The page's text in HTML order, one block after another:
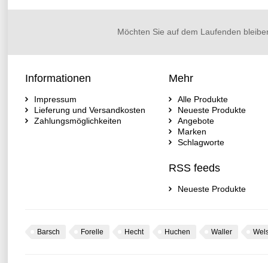
Möchten Sie auf dem Laufenden
Informationen
Impressum
Lieferung und Versandkosten
Zahlungsmöglichkeiten
Mehr
Alle Produkte
Neueste Produkte
Angebote
Marken
Schlagworte
RSS feeds
Neueste Produkte
Barsch Forelle Hecht Huchen Waller